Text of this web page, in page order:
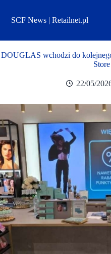
treściSCF News | Retailnet.pl
DOUGLAS wchodzi do
Store
22/05/